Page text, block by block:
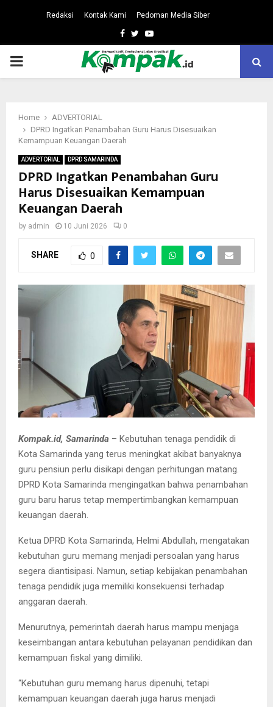
Redaksi Kontak Kami Pedoman Media Siber
Facebook
TwitterYoutube
PRIMARY
Home
ADVERTORIAL
DPRD Ingatkan Penambahan Guru Harus Disesuaikan
Kemampuan Keuangan Daerah
ADVERTORIAL DPRD SAMARINDA
DPRD Ingatkan Penambahan Guru
Harus Disesuaikan Kemampuan
Keuangan Daerah
by admin 10 Juni 2026 0
SHARE 0
Kompak.id, Samarinda – Kebutuhan tenaga pendidik di
Kota Samarinda yang terus meningkat akibat banyaknya
guru pensiun perlu disikapi dengan perhitungan matang.
DPRD Kota Samarinda mengingatkan bahwa penambahan
guru baru harus tetap mempertimbangkan kemampuan
keuangan daerah.
Ketua DPRD Kota Samarinda, Helmi Abdullah, mengatakan
kebutuhan guru memang menjadi persoalan yang harus
segera diantisipasi. Namun, setiap kebijakan penambahan
tenaga pendidik juga memiliki konsekuensi terhadap
anggaran daerah.
Menurutnya, pemerintah daerah harus mampu menjaga
keseimbangan antara kebutuhan pelayanan pendidikan dan
kemampuan fiskal yang dimiliki.
“Kebutuhan guru memang harus dipenuhi, tetapi
kemampuan keuangan daerah juga harus menjadi